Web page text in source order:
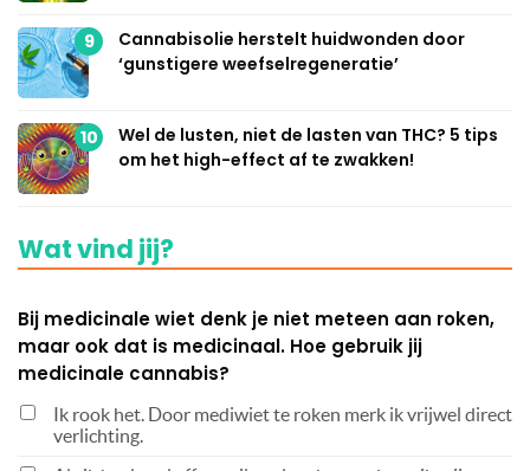
9
Cannabisolie herstelt huidwonden door
‘gunstigere weefselregeneratie’
10
Wel de lusten, niet de lasten van THC? 5 tips
om het high-effect af te zwakken!
Wat vind jij?
Bij medicinale wiet denk je niet meteen aan roken,
maar ook dat is medicinaal. Hoe gebruik jij
medicinale cannabis?
Ik rook het. Door mediwiet te roken merk ik vrijwel direct
verlichting.